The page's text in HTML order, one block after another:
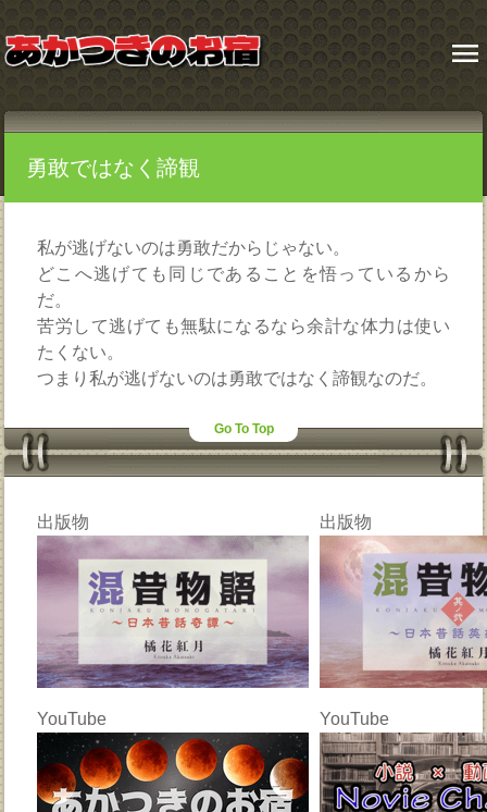
menu
勇敢ではなく諦観
私が逃げないのは勇敢だからじゃない。
どこへ逃げても同じであることを悟っているから
だ。
苦労して逃げても無駄になるなら余計な体力は使い
たくない。
つまり私が逃げないのは勇敢ではなく諦観なのだ。
Go To Top
出版物 出版物
YouTube YouTube